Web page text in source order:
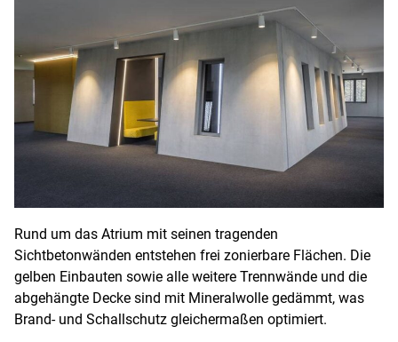
Rund um das Atrium mit seinen tragenden
Sichtbetonwänden entstehen frei zonierbare Flächen. Die
gelben Einbauten sowie alle weitere Trennwände und die
abgehängte Decke sind mit Mineralwolle gedämmt, was
Brand- und Schallschutz gleichermaßen optimiert.